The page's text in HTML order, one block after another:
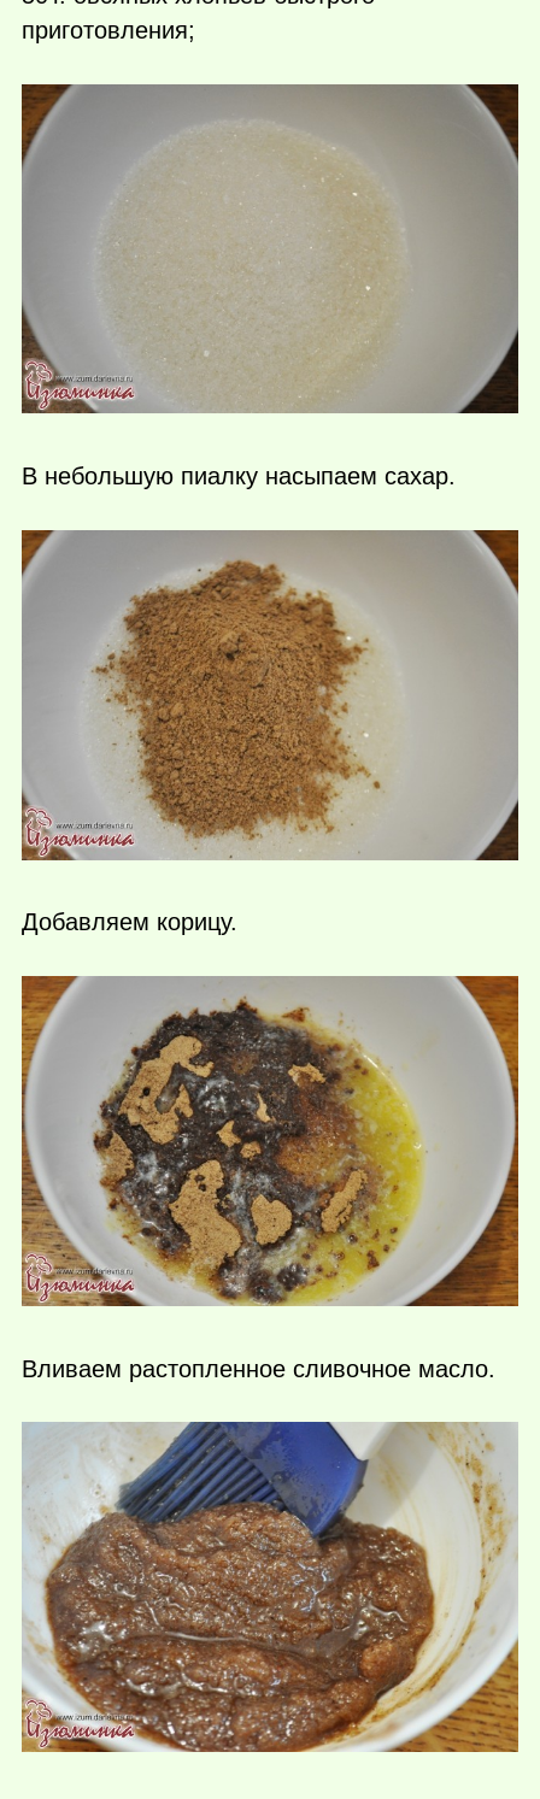
приготовления;
В небольшую пиалку насыпаем сахар.
Добавляем корицу.
Вливаем растопленное сливочное масло.